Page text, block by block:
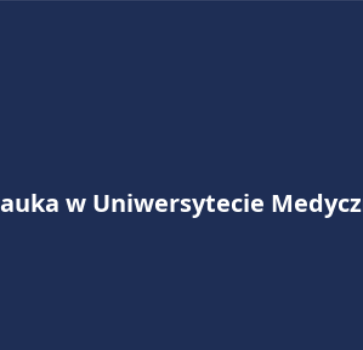
w Uniwersytecie